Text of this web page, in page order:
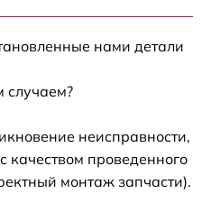
нами детали
случаем?
неисправности,
качеством проведенного
монтаж запчасти).